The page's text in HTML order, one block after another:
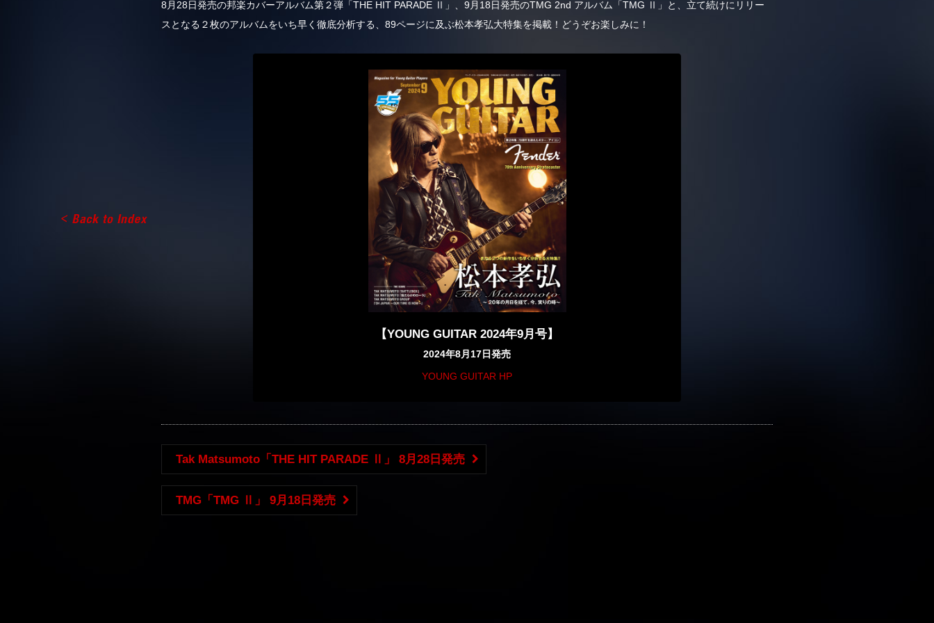
8月28日発売の邦楽カバーアルバム第２弾「THE HIT PARADE Ⅱ」、9月18日発売のTMG 2nd アルバム「TMG Ⅱ」と、立て続けにリリー
スとなる２枚のアルバムをいち早く徹底分析する、89ページに及ぶ松本孝弘大特集を掲載！どうぞお楽しみに！
【YOUNG GUITAR 2024年9月号】
2024年8月17日発売
YOUNG GUITAR HP
Tak Matsumoto「THE HIT PARADE Ⅱ」 8月28日発売
TMG「TMG Ⅱ」 9月18日発売